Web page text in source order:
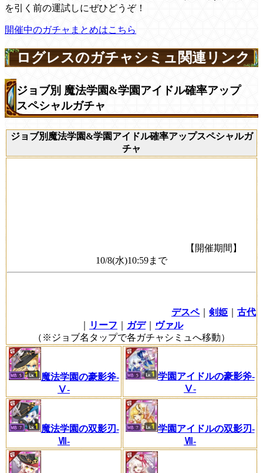
を引く前の運試しにぜひどうぞ！
開催中のガチャまとめはこちら
ログレスのガチャシミュ関連リンク
ジョブ別 魔法学園&学園アイドル確率アップ
スペシャルガチャ
ジョブ別魔法学園&学園アイドル確率アップスペシャルガ
チャ
【開催期間】
10/8(水)10:59まで
デスペ｜ 剣姫
古代
リーフ ガデ｜
ヴァル
（※ジョブ名タップで各ガチャシミュへ移動）
魔法学園の豪影斧-
Ⅴ-
学園アイドルの豪影斧-
Ⅴ-
魔法学園の双影刃-
Ⅶ-
学園アイドルの双影刃-
Ⅶ-